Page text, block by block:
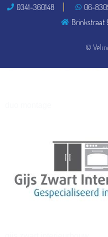
©
0341-360148 06-
Brinkstraat